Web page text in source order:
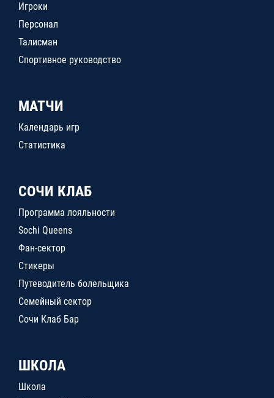
Игроки
Персонал
Талисман
Спортивное руководство
МАТЧИ
Календарь игр
Статистика
СОЧИ КЛАБ
Программа лояльности
Sochi Queens
Фан-сектор
Стикеры
Путеводитель болельщика
Семейный сектор
Сочи Клаб Бар
ШКОЛА
Школа